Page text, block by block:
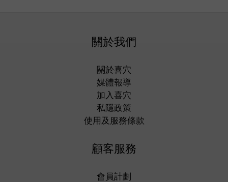
關於我們
關於喜穴
媒體報導
加入喜穴
私隱政策
使用及服務條款
顧客服務
會員計劃